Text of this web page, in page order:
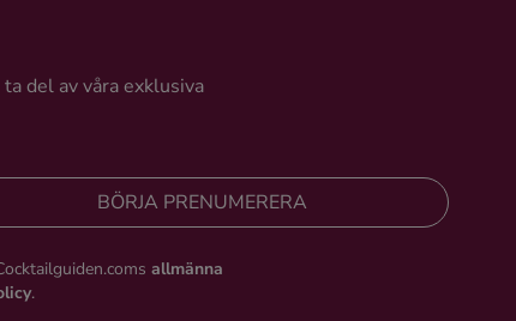
del av våra exklusiva
BÖRJA PRENUMERERA
allmänna
.